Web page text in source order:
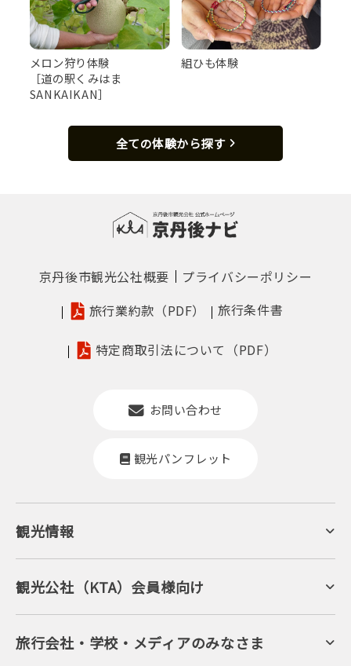
メロン狩り体験
［道の駅くみはま
SANKAIKAN］
組ひも体験
全ての体験から探す
京丹後市観光公社概要
プライバシーポリシー
旅行業約款（PDF）
旅行条件書
特定商取引法について（PDF）
お問い合わせ
観光パンフレット
観光情報
京丹後について
ジオパークの絶景
キャンプ・グランピング
自然景観
旬の食
フルーツ
美術館・資料館
観光公社（KTA）会員様向け
KTA会員コミュニティ
会員向けサービス
KTAニュースレター
会員加入・会員情報（会員規程）
旅行会社・学校・メディアのみなさま
プレスリリース